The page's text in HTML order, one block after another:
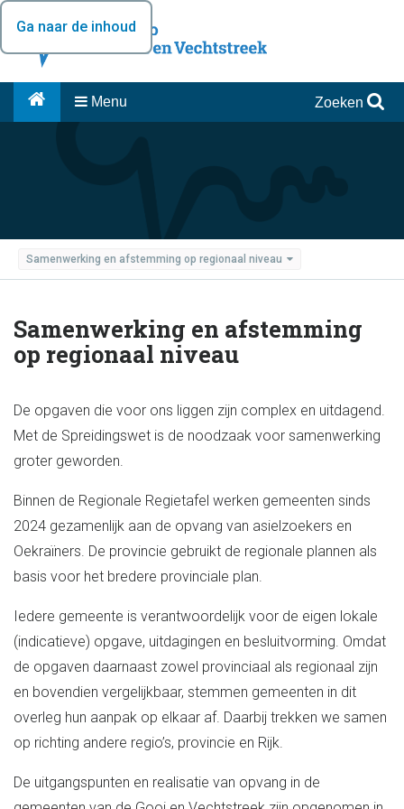
Ga naar de inhoud
Menu Zoeken
Samenwerking en afstemming op regionaal niveau
Samenwerking en afstemming
op regionaal niveau
De opgaven die voor ons liggen zijn complex en uitdagend.
Met de Spreidingswet is de noodzaak voor samenwerking
groter geworden.
Binnen de Regionale Regietafel werken gemeenten sinds
2024 gezamenlijk aan de opvang van asielzoekers en
Oekraïners. De provincie gebruikt de regionale plannen als
basis voor het bredere provinciale plan.
Iedere gemeente is verantwoordelijk voor de eigen lokale
(indicatieve) opgave, uitdagingen en besluitvorming. Omdat
de opgaven daarnaast zowel provinciaal als regionaal zijn
en bovendien vergelijkbaar, stemmen gemeenten in dit
overleg hun aanpak op elkaar af. Daarbij trekken we samen
op richting andere regio’s, provincie en Rijk.
De uitgangspunten en realisatie van opvang in de